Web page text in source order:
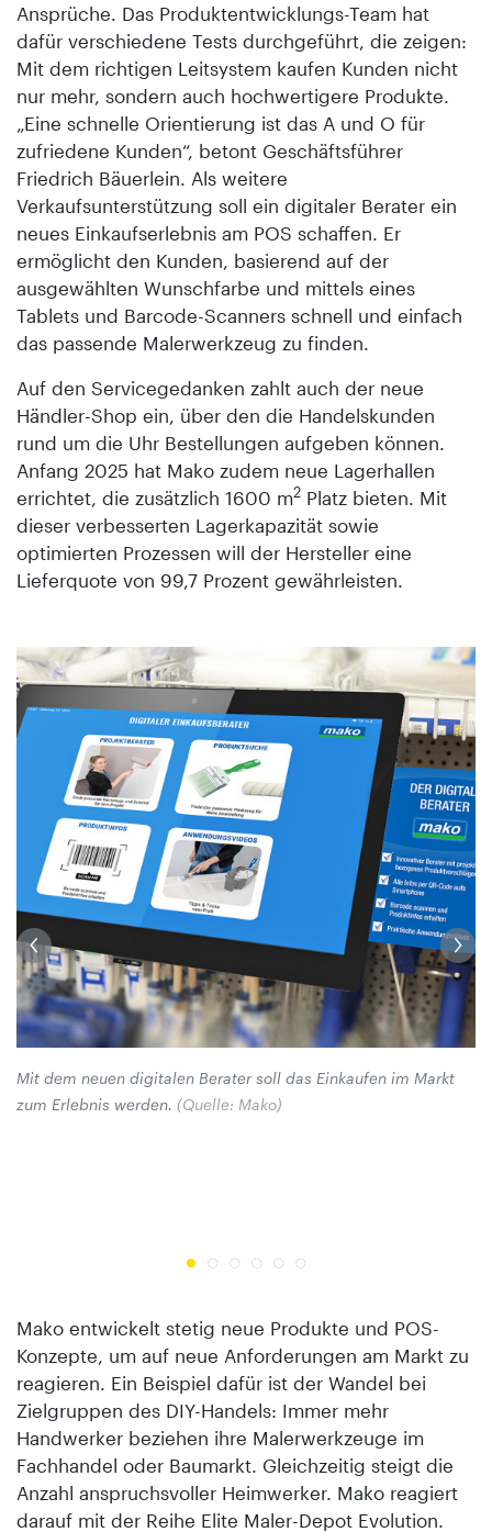
Ansprüche. Das Produktentwicklungs-Team hat
dafür verschiedene Tests durchgeführt, die zeigen:
Mit dem richtigen Leitsystem kaufen Kunden nicht
nur mehr, sondern auch hochwertigere Produkte.
„Eine schnelle Orientierung ist das A und O für
zufriedene Kunden“, betont Geschäftsführer
Friedrich Bäuerlein. Als weitere
Verkaufsunterstützung soll ein digitaler Berater ein
neues Einkaufserlebnis am POS schaffen. Er
ermöglicht den Kunden, basierend auf der
ausgewählten Wunschfarbe und mittels eines
Tablets und Barcode-Scanners schnell und einfach
das passende Malerwerkzeug zu finden.
Auf den Servicegedanken zahlt auch der neue
Händler-Shop ein, über den die Handelskunden
rund um die Uhr Bestellungen aufgeben können.
Anfang 2025 hat Mako zudem neue Lagerhallen
errichtet, die zusätzlich 1600 m2 Platz bieten. Mit
dieser verbesserten Lagerkapazität sowie
optimierten Prozessen will der Hersteller eine
Lieferquote von 99,7 Prozent gewährleisten.
Mit dem neuen digitalen Berater soll das Einkaufen im Markt
zum Erlebnis werden. (Quelle: Mako)
Mako entwickelt stetig neue Produkte und POS-
Konzepte, um auf neue Anforderungen am Markt zu
reagieren. Ein Beispiel dafür ist der Wandel bei
Zielgruppen des DIY-Handels: Immer mehr
Handwerker beziehen ihre Malerwerkzeuge im
Fachhandel oder Baumarkt. Gleichzeitig steigt die
Anzahl anspruchsvoller Heimwerker. Mako reagiert
darauf mit der Reihe Elite Maler-Depot Evolution.